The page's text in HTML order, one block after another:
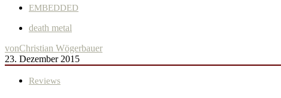
EMBEDDED
death metal
vonChristian Wögerbauer
23. Dezember 2015
Reviews